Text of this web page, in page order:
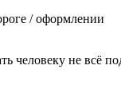
/ оформлении
человеку не всё